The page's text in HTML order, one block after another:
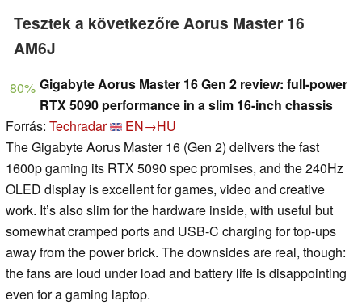
Tesztek a következőre Aorus Master 16
AM6J
80% Gigabyte Aorus Master 16 Gen 2 review: full-power
RTX 5090 performance in a slim 16-inch chassis
Forrás: Techradar
EN→HU
The Gigabyte Aorus Master 16 (Gen 2) delivers the fast
1600p gaming its RTX 5090 spec promises, and the 240Hz
OLED display is excellent for games, video and creative
work. It’s also slim for the hardware inside, with useful but
somewhat cramped ports and USB-C charging for top-ups
away from the power brick. The downsides are real, though:
the fans are loud under load and battery life is disappointing
even for a gaming laptop.